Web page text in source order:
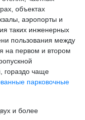
объектах
аэропорты и
таких инженерных
пользования между
на первом и втором
гораздо чаще
парковочные
и более